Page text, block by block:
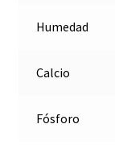
Humedad
Calcio
Fósforo